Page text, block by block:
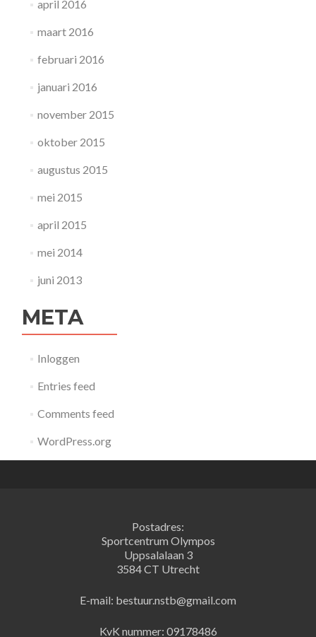
april 2016
maart 2016
februari 2016
januari 2016
november 2015
oktober 2015
augustus 2015
mei 2015
april 2015
mei 2014
juni 2013
META
Inloggen
Entries feed
Comments feed
WordPress.org
Postadres:
Sportcentrum Olympos
Uppsalalaan 3
3584 CT Utrecht
E-mail: bestuur.nstb@gmail.com
KvK nummer: 09178486